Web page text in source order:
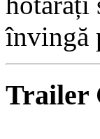
învingă
Trailer